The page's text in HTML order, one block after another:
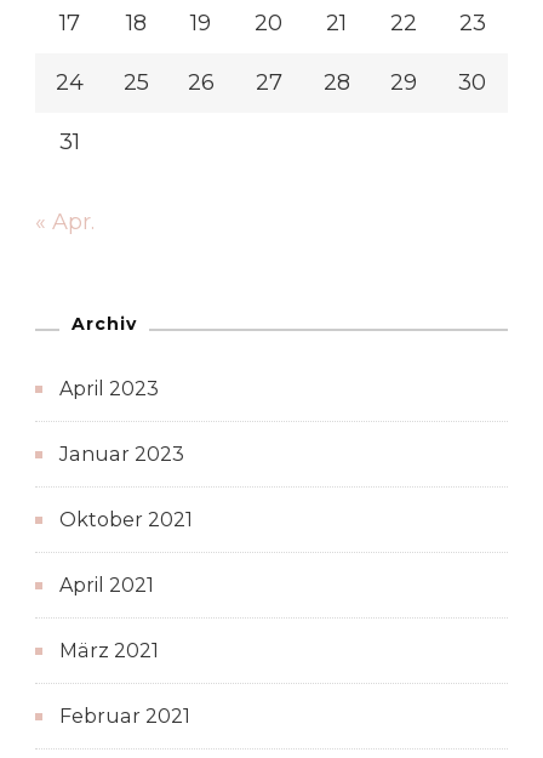
17 18 19 20 21 22 23
24 25 26 27 28 29 30
31
« Apr.
Archiv
April 2023
Januar 2023
Oktober 2021
April 2021
März 2021
Februar 2021